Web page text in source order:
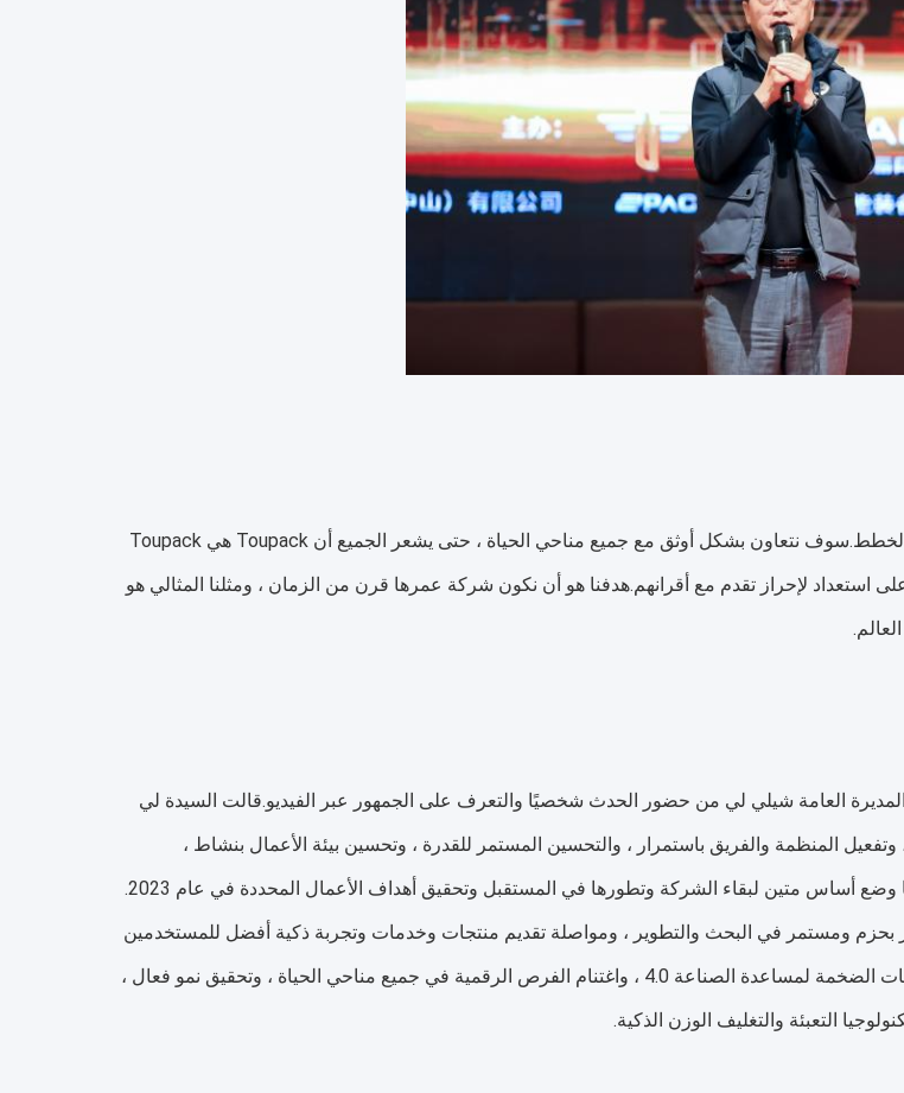
في العام الجديد لدينا بعض الأفكار والخطط.سوف نتعاون بشكل أوثق مع جميع مناحي الحياة ، حتى يشعر الجميع أن Toupack هي Toupack
استعداد لإحراز تقدم مع أقرانهم.هدفنا هو أن نكون شركة عمرها قرن من الزمان ، ومثلنا المثالي هو
العامة شيلي لي من حضور الحدث شخصيًا والتعرف على الجمهور عبر الفيديو.قالت السيدة لي
المنظمة والفريق باستمرار ، والتحسين المستمر للقدرة ، وتحسين بيئة الأعمال بنشاط ،
والتحكم الفعال في المخاطر ، يمكننا وضع أساس متين لبقاء الشركة وتطورها في المستقبل وتحقيق أهداف الأعمال المحددة في عام 2023.
بحزم ومستمر في البحث والتطوير ، ومواصلة تقديم منتجات وخدمات وتجربة ذكية أفضل للمستخدمين
، واستخدام الذكاء الاصطناعي والبيانات الضخمة لمساعدة الصناعة 4.0 ، واغتنام الفرص الرقمية في جميع مناحي الحياة ، وتحقيق نمو فعال ،
التعبئة والتغليف الوزن الذكية.